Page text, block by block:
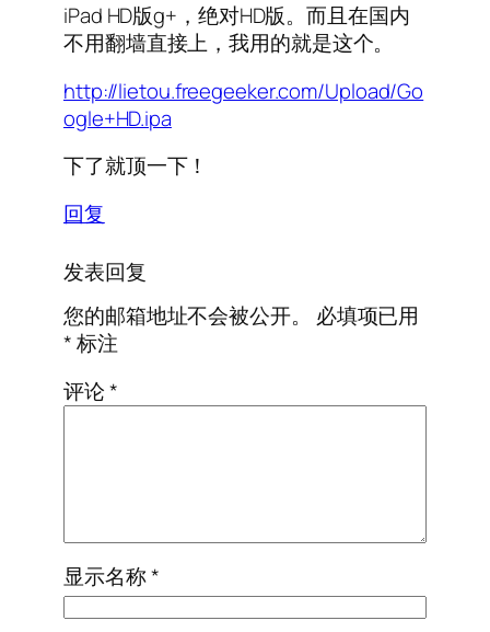
iPad HD版g+，绝对HD版。而且在国内
不用翻墙直接上，我用的就是这个。
http://lietou.freegeeker.com/Upload/Go
ogle+HD.ipa
下了就顶一下！
回复
发表回复
您的邮箱地址不会被公开。
必填项已用
*标注
评论*
显示名称*